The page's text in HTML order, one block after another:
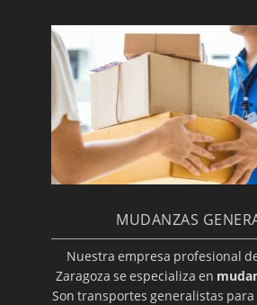
MUDANZAS
Nuestra empresa profesional
Zaragoza se especializa en
Son transportes generalistas para